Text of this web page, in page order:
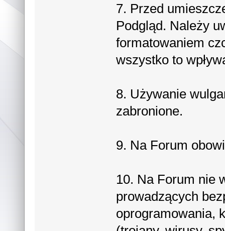
7. Przed
Podgląd. Należy
formatowaniem
wszystko to
8. Używanie
zabronione.
9. Na Forum
10. Na Forum nie
prowadzących
oprogramowania,